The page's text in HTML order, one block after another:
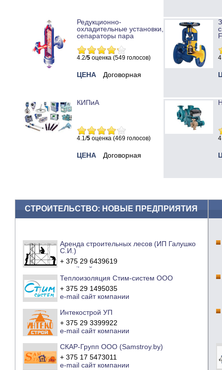
Редукционно-
охладительные установки,
сепараторы пара
4.2/5 оценка (549 голосов)
ЦЕНА Договорная
КИПиА
4.1/5 оценка (469 голосов)
ЦЕНА Договорная
СТРОИТЕЛЬСТВО: НОВЫЕ ПРЕДПРИЯТИЯ
Аренда строительных лесов (ИП Галушко
С.И.)
+ 375 29 6439619
e-mail
сайт компании
Теплоизоляция Стим-систем ООО
+ 375 29 1495035
e-mail сайт компании
Интекострой УП
+ 375 29 3399922
e-mail сайт компании
СКАР-Групп ООО (Samstroy.by)
+ 375 17 5473011
e-mail сайт компании